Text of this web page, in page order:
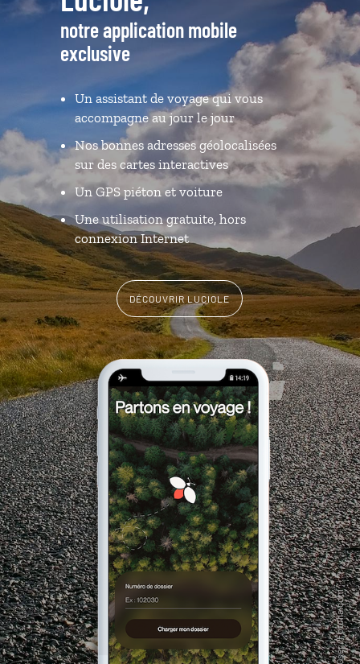
notre application mobile
exclusive
Un assistant de voyage qui vous
accompagne au jour le jour
Nos bonnes adresses géolocalisées
sur des cartes interactives
Un GPS piéton et voiture
Une utilisation gratuite, hors
connexion Internet
DÉCOUVRIR LUCIOLE